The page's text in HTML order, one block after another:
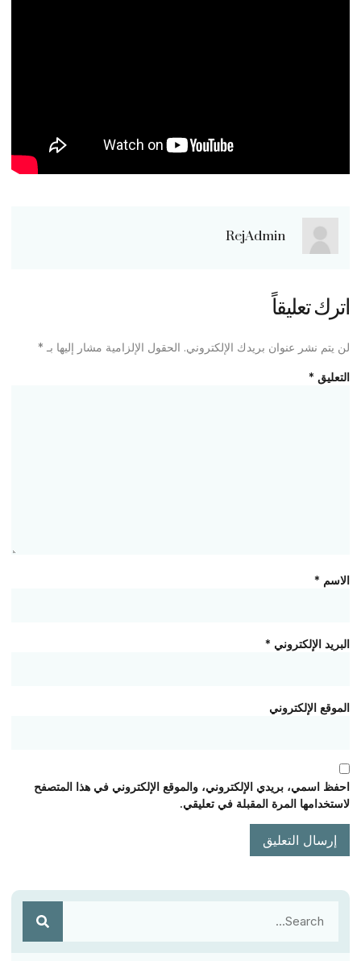
RejAdmin
اترك تعليقاً
لن يتم نشر عنوان بريدك الإلكتروني. الحقول الإلزامية مشار إليها بـ *
التعليق *
الاسم *
البريد الإلكتروني *
الموقع الإلكتروني
احفظ اسمي، بريدي الإلكتروني، والموقع الإلكتروني في هذا المتصفح
لاستخدامها المرة المقبلة في تعليقي.